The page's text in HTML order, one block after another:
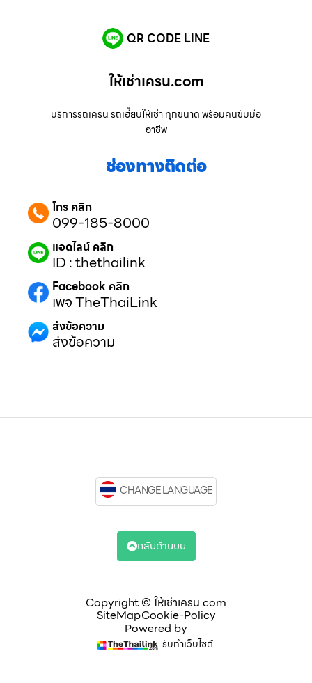
QR CODE LINE
ให้เช่าเครน.com
บริการรถเครน รถเฮี๊ยบให้เช่า ทุกขนาด พร้อมคนขับมือ
อาชีพ
ช่องทางติดต่อ
โทร คลิก
099-185-8000
แอดไลน์ คลิก
ID : thethailink
Facebook คลิก
เพจ TheThaiLink
ส่งข้อความ
ส่งข้อความ
Copyright © ให้เช่าเครน.com
SiteMapCookie-Policy
Powered by
รับทำเว็บไซต์
CHANGE LANGUAGE
กลับด้านบน